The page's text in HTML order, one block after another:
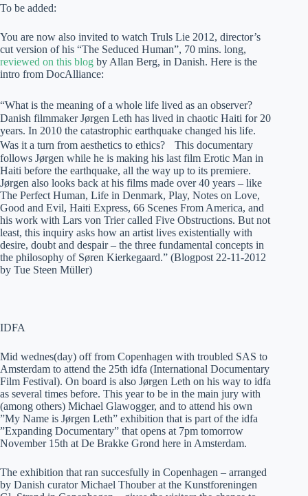
To be added:
You are now also invited to watch Truls Lie 2012, director’s
cut version of his “The Seduced Human”, 70 mins. long,
reviewed on this blog by Allan Berg, in Danish. Here is the
intro from DocAlliance:
“What is the meaning of a whole life lived as an observer?
Danish filmmaker Jørgen Leth has lived in chaotic Haiti for 20
years. In 2010 the catastrophic earthquake changed his life.
Was it a turn from aesthetics to ethics? This documentary
follows Jørgen while he is making his last film Erotic Man in
Haiti before the earthquake, all the way up to its premiere.
Jørgen also looks back at his films made over 40 years – like
The Perfect Human, Life in Denmark, Play, Notes on Love,
Good and Evil, Haiti Express, 66 Scenes From America, and
his work with Lars von Trier called Five Obstructions. But not
least, this inquiry asks how an artist lives existentially with
desire, doubt and despair – the three fundamental concepts in
the philosophy of Søren Kierkegaard.” (Blogpost 22-11-2012
by Tue Steen Müller)
IDFA
Mid wednes(day) off from Copenhagen with troubled SAS to
Amsterdam to attend the 25th idfa (International Documentary
Film Festival). On board is also Jørgen Leth on his way to idfa
as several times before. This year to be in the main jury with
(among others) Michael Glawogger, and to attend his own
”My Name is Jørgen Leth” exhibition that is part of the idfa
”Expanding Documentary” that opens at 7pm tomorrow
November 15th at De Brakke Grond here in Amsterdam.
The exhibition that ran succesfully in Copenhagen – arranged
by Danish curator Michael Thouber at the Kunstforeningen